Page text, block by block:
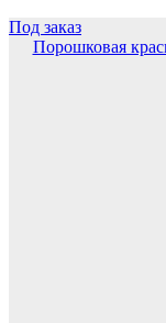
Под заказ
Порошковая